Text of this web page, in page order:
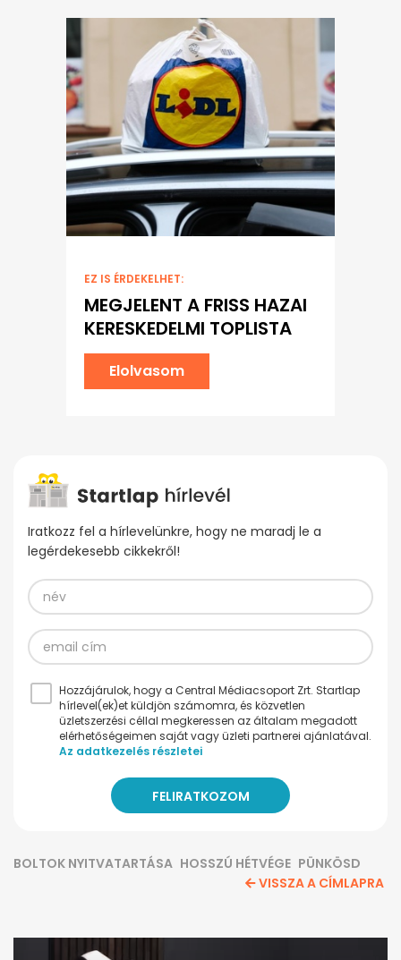
EZ IS ÉRDEKELHET:
MEGJELENT A FRISS HAZAI
KERESKEDELMI TOPLISTA
Elolvasom
Iratkozz fel a hírlevelünkre, hogy ne maradj le a
legérdekesebb cikkekről!
Hozzájárulok, hogy a Central Médiacsoport Zrt. Startlap
hírlevel(ek)et küldjön számomra, és közvetlen
üzletszerzési céllal megkeressen az általam megadott
elérhetőségeimen saját vagy üzleti partnerei ajánlatával.
Az adatkezelés részletei
BOLTOK NYITVATARTÁSA HOSSZÚ HÉTVÉGE PÜNKÖSD
VISSZA A CÍMLAPRA